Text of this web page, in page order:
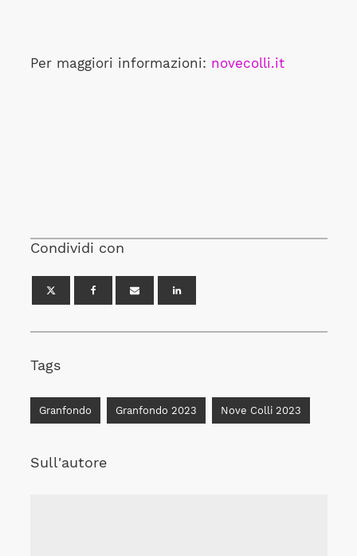
Per maggiori informazioni: novecolli.it
Condividi con
Tags
Granfondo Granfondo 2023 Nove Colli 2023
Sull'autore